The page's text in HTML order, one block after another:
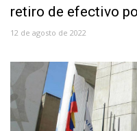
retiro de efectivo
12 de agosto de 2022